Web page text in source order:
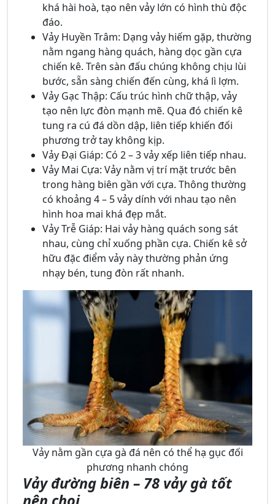
khá hài hoà, tạo nên vảy lớn có hình thù độc
đáo.
Vảy Huyền Trâm: Dạng vảy hiếm gặp, thường
nằm ngang hàng quách, hàng dọc gần cựa
chiến kê. Trên sàn đấu chúng không chịu lùi
bước, sẵn sàng chiến đến cùng, khá lì lợm.
Vảy Gạc Thập: Cấu trúc hình chữ thập, vảy
tạo nên lực đòn mạnh mẽ. Qua đó chiến kê
tung ra cú đá dồn dập, liên tiếp khiến đối
phương trở tay không kịp.
Vảy Đại Giáp: Có 2 – 3 vảy xếp liên tiếp nhau.
Vảy Mai Cựa: Vảy nằm vị trí mặt trước bên
trong hàng biên gần với cựa. Thông thường
có khoảng 4 – 5 vảy dính với nhau tạo nên
hình hoa mai khá đẹp mắt.
Vảy Trễ Giáp: Hai vảy hàng quách song sát
nhau, cùng chỉ xuống phần cựa. Chiến kê sở
hữu đặc điểm vảy này thường phản ứng
nhạy bén, tung đòn rất nhanh.
Vảy nằm gần cựa gà đá nên có thể hạ gục đối
phương nhanh chóng
Vảy đường biên – 78 vảy gà tốt